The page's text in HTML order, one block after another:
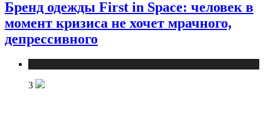
Бренд одежды First in Space: человек в
момент кризиса не хочет мрачного,
депрессивного
3